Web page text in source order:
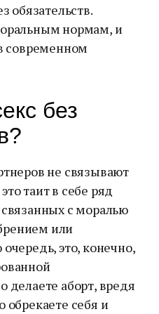
обязательств.
нормам, и
современном
без
не связывают
таит в себе ряд
с моралью
или
это, конечно,
делаете аборт, вредя
обрекаете себя и